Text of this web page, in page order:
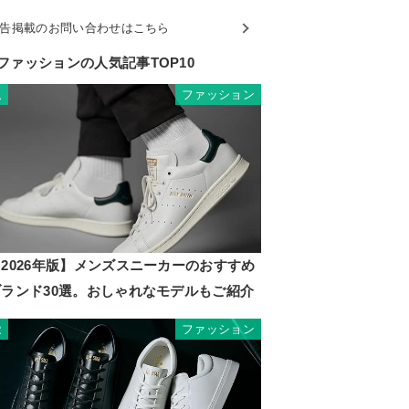
掲載のお問い合わせはこちら
ァッションの人気記事TOP10
ファッション
年版】メンズスニーカーのおすすめ
ンド30選。おしゃれなモデルもご紹介
ファッション